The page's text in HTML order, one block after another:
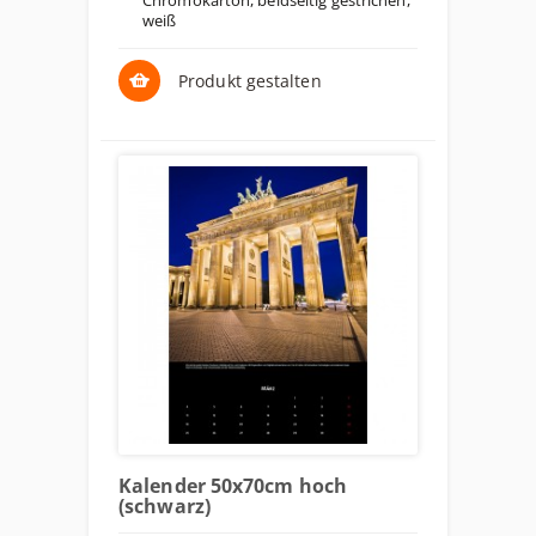
weiß
Produkt gestalten
Kalender 50x70cm hoch
(schwarz)